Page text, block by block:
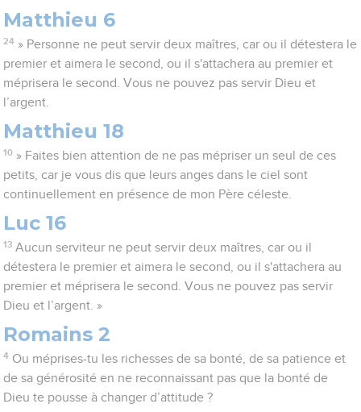
Matthieu 6
24 » Personne ne peut servir deux maîtres, car ou il détestera le
premier et aimera le second, ou il s'attachera au premier et
méprisera le second. Vous ne pouvez pas servir Dieu et
l’argent.
Matthieu 18
10 » Faites bien attention de ne pas mépriser un seul de ces
petits, car je vous dis que leurs anges dans le ciel sont
continuellement en présence de mon Père céleste.
Luc 16
13 Aucun serviteur ne peut servir deux maîtres, car ou il
détestera le premier et aimera le second, ou il s'attachera au
premier et méprisera le second. Vous ne pouvez pas servir
Dieu et l’argent. »
Romains 2
4 Ou méprises-tu les richesses de sa bonté, de sa patience et
de sa générosité en ne reconnaissant pas que la bonté de
Dieu te pousse à changer d’attitude ?